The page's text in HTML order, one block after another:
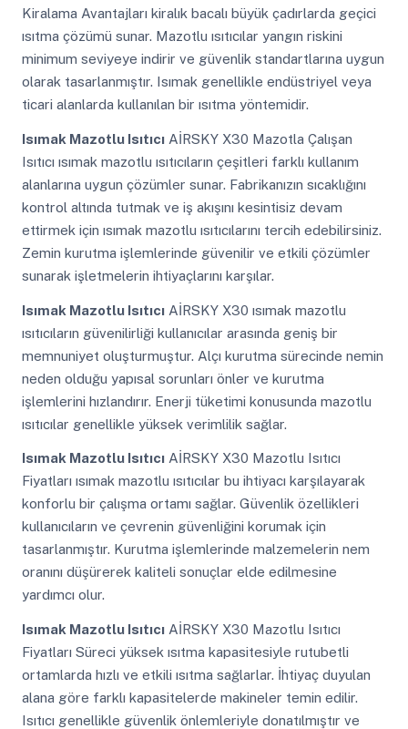
Kiralama Avantajları kiralık bacalı büyük çadırlarda geçici
ısıtma çözümü sunar. Mazotlu ısıtıcılar yangın riskini
minimum seviyeye indirir ve güvenlik standartlarına uygun
olarak tasarlanmıştır. Isımak genellikle endüstriyel veya
ticari alanlarda kullanılan bir ısıtma yöntemidir.
Isımak Mazotlu IsıtıcıAİRSKY X30 Mazotla Çalışan
Isıtıcı ısımak mazotlu ısıtıcıların çeşitleri farklı kullanım
alanlarına uygun çözümler sunar. Fabrikanızın sıcaklığını
kontrol altında tutmak ve iş akışını kesintisiz devam
ettirmek için ısımak mazotlu ısıtıcılarını tercih edebilirsiniz.
Zemin kurutma işlemlerinde güvenilir ve etkili çözümler
sunarak işletmelerin ihtiyaçlarını karşılar.
Isımak Mazotlu IsıtıcıAİRSKY X30 ısımak mazotlu
ısıtıcıların güvenilirliği kullanıcılar arasında geniş bir
memnuniyet oluşturmuştur. Alçı kurutma sürecinde nemin
neden olduğu yapısal sorunları önler ve kurutma
işlemlerini hızlandırır. Enerji tüketimi konusunda mazotlu
ısıtıcılar genellikle yüksek verimlilik sağlar.
Isımak Mazotlu IsıtıcıAİRSKY X30 Mazotlu Isıtıcı
Fiyatları ısımak mazotlu ısıtıcılar bu ihtiyacı karşılayarak
konforlu bir çalışma ortamı sağlar. Güvenlik özellikleri
kullanıcıların ve çevrenin güvenliğini korumak için
tasarlanmıştır. Kurutma işlemlerinde malzemelerin nem
oranını düşürerek kaliteli sonuçlar elde edilmesine
yardımcı olur.
Isımak Mazotlu IsıtıcıAİRSKY X30 Mazotlu Isıtıcı
Fiyatları Süreci yüksek ısıtma kapasitesiyle rutubetli
ortamlarda hızlı ve etkili ısıtma sağlarlar. İhtiyaç duyulan
alana göre farklı kapasitelerde makineler temin edilir.
Isıtıcı genellikle güvenlik önlemleriyle donatılmıştır ve